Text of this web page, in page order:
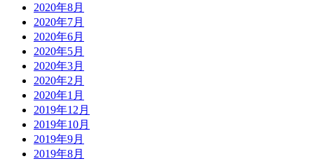
2020年8月
2020年7月
2020年6月
2020年5月
2020年3月
2020年2月
2020年1月
2019年12月
2019年10月
2019年9月
2019年8月